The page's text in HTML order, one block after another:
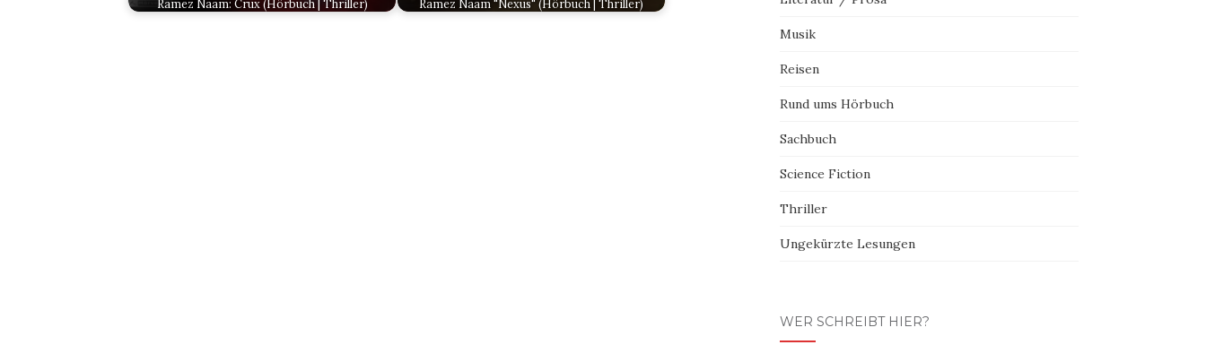
Ramez Naam: Crux (Hörbuch | Thriller) Ramez Naam "Nexus" (Hörbuch | Thriller)
Musik
Reisen
Rund ums Hörbuch
Sachbuch
Science Fiction
Thriller
Ungekürzte Lesungen
WER SCHREIBT HIER?